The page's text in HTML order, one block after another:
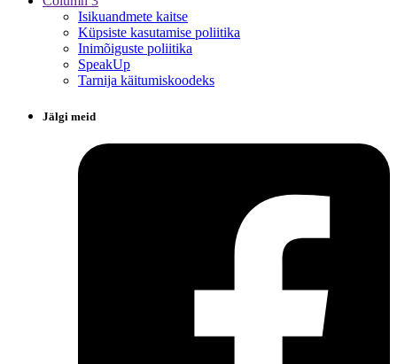
Isikuandmete kaitse
Küpsiste kasutamise poliitika
Inimõiguste poliitika
SpeakUp
Tarnija käitumiskoodeks
Jälgi meid